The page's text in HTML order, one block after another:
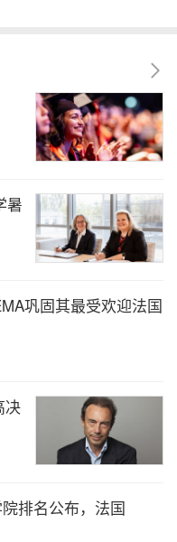
暑
巩固其最受欢迎法国
决
排名公布，法国